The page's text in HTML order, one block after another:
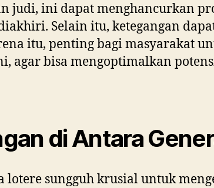
judi, ini dapat menghancurkan
Selain itu, ketegangan
itu, penting bagi masyarakat
agar bisa mengoptimalkan
di Antara
sungguh krusial untuk